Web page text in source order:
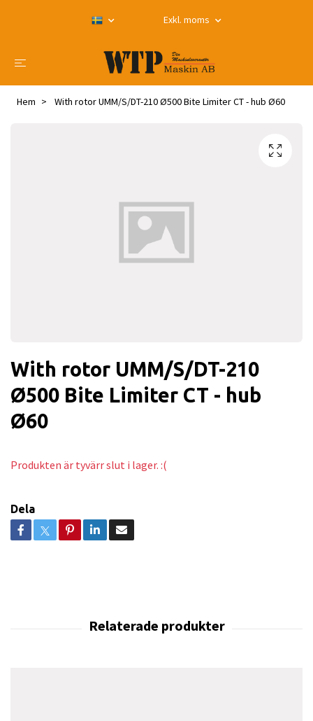
Exkl. moms
Hem With rotor UMM/S/DT-210 Ø500 Bite Limiter CT - hub Ø60
With rotor UMM/S/DT-210
Ø500 Bite Limiter CT - hub
Ø60
Produkten är tyvärr slut i lager. :(
Dela